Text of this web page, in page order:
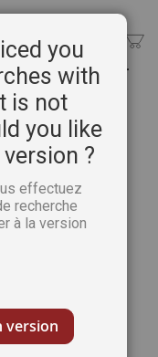
- Hors-
you
with
is not
you like
?
effectuez
recherche
à la version
version